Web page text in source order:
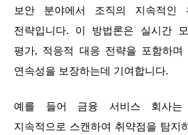
보안 분야에서 조직의 지속적인
전략입니다. 이 방법론은 실시간
평가, 적응적 대응 전략을 포함하며
연속성을 보장하는데 기여합니다.
예를 들어 금융 서비스 회사는
지속적으로 스캔하여 취약점을 탐지